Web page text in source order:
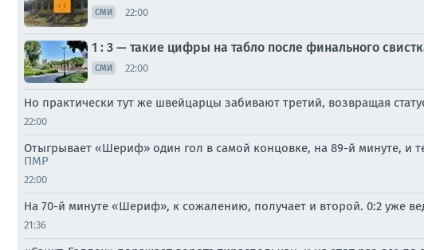
СМИ 22:00
1 : 3 — такие цифры на табло после финального
СМИ 22:00
Но практически тут же швейцарцы забивают третий, возвращая
22:00
Отыгрывает «Шериф» один гол в самой концовке, на 89-й минуте, и
ПМР
22:00
На 70-й минуте «Шериф», к сожалению, получает и второй. 0:2 уже
21:36